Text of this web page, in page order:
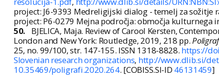
project: J6-9393 Medreligijski dialog - temelj za sožitje
project: P6-0279 Mejna področja: območja kulturnega
50.
BJELICA, Maja. Review of Carool Kersten,
London and New York: Routledge, 2019, 218 pp.
25, no. 99/100, str. 147-155. ISSN 1318-8828. https://
Slovenian research organizations, http://www.dlib.si/
10.35469/poligrafi.2020.264. [COBISS.SI-ID 46131459]